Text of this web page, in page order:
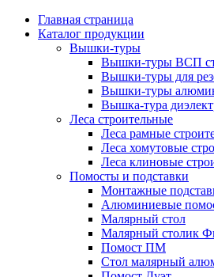
Главная страница
Каталог продукции
Вышки-туры
Вышки-туры ВСП
Вышки-туры для
Вышки-туры
Вышка-тура
Леса строительные
Леса рамные
Леса хомутовые
Леса клиновые
Помосты и подставки
Монтажные
Алюминиевые
Малярный стол
Малярный столик
Помост ПМ
Стол малярный